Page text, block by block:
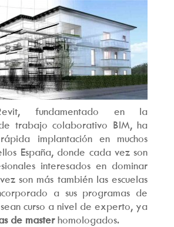
fundamentado en la
trabajo colaborativo BIM, ha
implantación en muchos
España, donde cada vez son
interesados en dominar
son más también las escuelas
a sus programas de
curso a nivel de experto, ya
de masterhomologados.